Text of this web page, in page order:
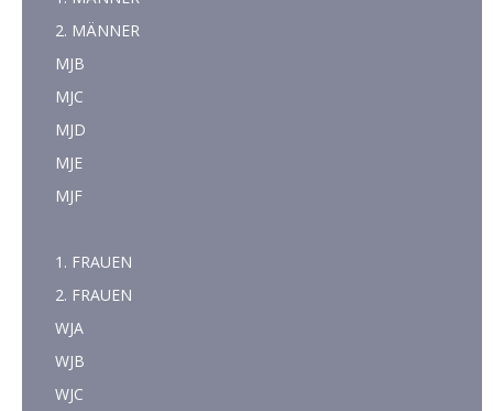
2. MÄNNER
MJB
MJC
MJD
MJE
MJF
1. FRAUEN
2. FRAUEN
WJA
WJB
WJC